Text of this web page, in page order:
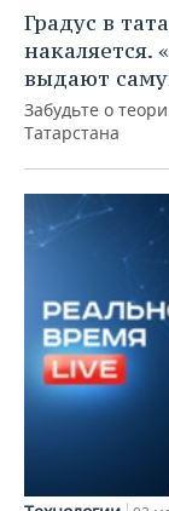
НЕФТЕХИМИЯ
НЕФТЬ
ОПК
ЭНЕРГЕТИКА
РОЗНИЧНАЯ
ТРАНСПОРТ
НОВОСТИ
IT
МЕРОПРИЯТИЯ
НОВОСТИ
БИЗНЕС-
ONLINE-
ОТКРЫТАЯ
СПОРТ
ФУТБОЛ
БАСКЕТБОЛ
ВОЛЕЙБОЛ
ФИГУРНОЕ
НОВОСТИ
ИСТОРИЯ
МЕДИЦИНА
ФОТОГАЛЕРЕЯ
СПРАВОЧНИК
СПИСОК
СПИСОК
ПОЛНАЯ ВЕРСИЯ
Градус в
накаляется.
выдают
Забудьте о
Татарстана